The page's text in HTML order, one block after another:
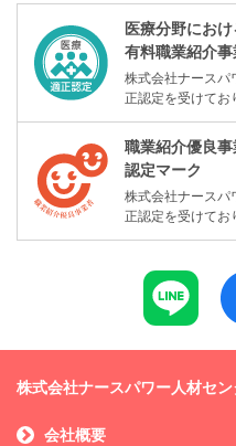
医療分野にお
有料職業紹介
株式会社ナースパ
正認定を受けてお
職業紹介優良事
認定マーク
株式会社ナースパ
正認定を受けてお
株式会社ナースパワー人材セン
会社概要